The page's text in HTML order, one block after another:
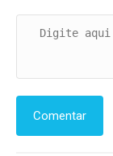
Comentar